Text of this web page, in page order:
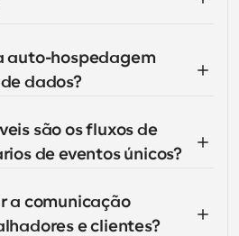
auto-hospedagem
dados?
são os fluxos de
de eventos únicos?
a comunicação
e clientes?